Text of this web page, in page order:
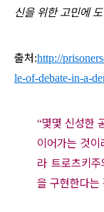
신을 위한 고민에
출처:http://
le-of-debate-in-a-
“몇몇 신성한
이어가는 것
라 트로츠키
을 구현한다는